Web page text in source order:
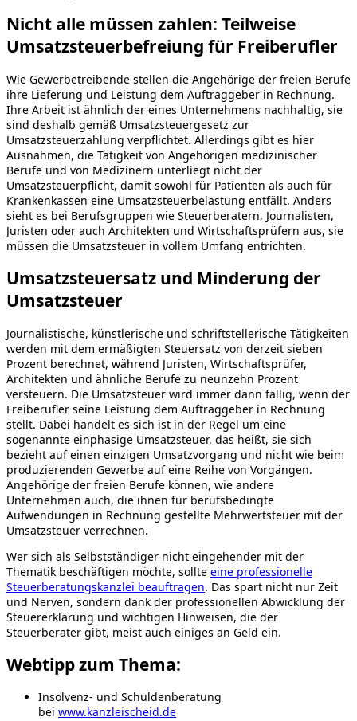
Nicht alle müssen zahlen: Teilweise
Umsatzsteuerbefreiung für Freiberufler
Wie Gewerbetreibende stellen die Angehörige der freien Berufe
ihre Lieferung und Leistung dem Auftraggeber in Rechnung.
Ihre Arbeit ist ähnlich der eines Unternehmens nachhaltig, sie
sind deshalb gemäß Umsatzsteuergesetz zur
Umsatzsteuerzahlung verpflichtet. Allerdings gibt es hier
Ausnahmen, die Tätigkeit von Angehörigen medizinischer
Berufe und von Medizinern unterliegt nicht der
Umsatzsteuerpflicht, damit sowohl für Patienten als auch für
Krankenkassen eine Umsatzsteuerbelastung entfällt. Anders
sieht es bei Berufsgruppen wie Steuerberatern, Journalisten,
Juristen oder auch Architekten und Wirtschaftsprüfern aus, sie
müssen die Umsatzsteuer in vollem Umfang entrichten.
Umsatzsteuersatz und Minderung der
Umsatzsteuer
Journalistische, künstlerische und schriftstellerische Tätigkeiten
werden mit dem ermäßigten Steuersatz von derzeit sieben
Prozent berechnet, während Juristen, Wirtschaftsprüfer,
Architekten und ähnliche Berufe zu neunzehn Prozent
versteuern. Die Umsatzsteuer wird immer dann fällig, wenn der
Freiberufler seine Leistung dem Auftraggeber in Rechnung
stellt. Dabei handelt es sich ist in der Regel um eine
sogenannte einphasige Umsatzsteuer, das heißt, sie sich
bezieht auf einen einzigen Umsatzvorgang und nicht wie beim
produzierenden Gewerbe auf eine Reihe von Vorgängen.
Angehörige der freien Berufe können, wie andere
Unternehmen auch, die ihnen für berufsbedingte
Aufwendungen in Rechnung gestellte Mehrwertsteuer mit der
Umsatzsteuer verrechnen.
Wer sich als Selbstständiger nicht eingehender mit der
Thematik beschäftigen möchte, sollte eine professionelle
Steuerberatungskanzlei beauftragen. Das spart nicht nur Zeit
und Nerven, sondern dank der professionellen Abwicklung der
Steuererklärung und wichtigen Hinweisen, die der
Steuerberater gibt, meist auch einiges an Geld ein.
Webtipp zum Thema:
Insolvenz- und Schuldenberatung
bei www.kanzleischeid.de